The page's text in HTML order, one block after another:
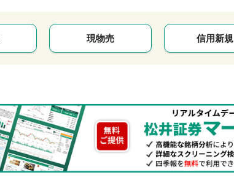
現物売 信用新規